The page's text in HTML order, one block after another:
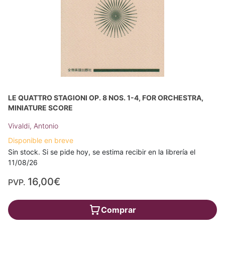
LE QUATTRO STAGIONI OP. 8 NOS. 1-4, FOR ORCHESTRA,
MINIATURE SCORE
Vivaldi, Antonio
Disponible en breve
Sin stock. Si se pide hoy, se estima recibir en la librería el
11/08/26
PVP. 16,00€
Comprar